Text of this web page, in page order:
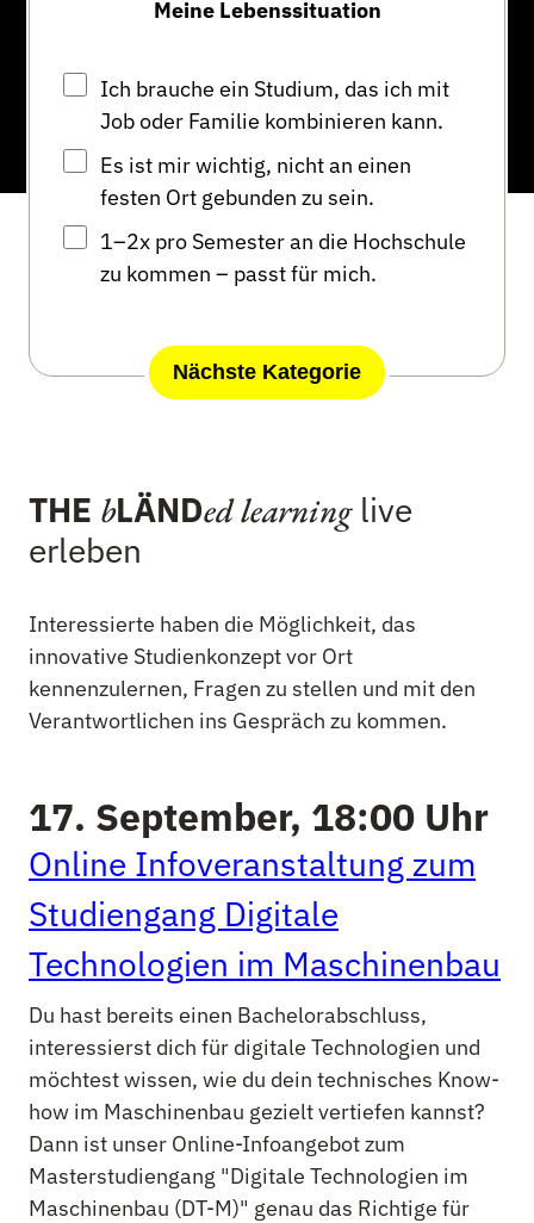
THE bLÄNDed learninglive
erleben
Interessierte haben die Möglichkeit, das
innovative Studienkonzept vor Ort
kennenzulernen, Fragen zu stellen und mit den
Verantwortlichen ins Gespräch zu kommen.
17. September, 18:00 Uhr
Online Infoveranstaltung zum
Studiengang Digitale
Technologien im Maschinenbau
Du hast bereits einen Bachelorabschluss,
interessierst dich für digitale Technologien und
möchtest wissen, wie du dein technisches Know-
how im Maschinenbau gezielt vertiefen kannst?
Dann ist unser Online-Infoangebot zum
Masterstudiengang "Digitale Technologien im
Maschinenbau (DT-M)" genau das Richtige für